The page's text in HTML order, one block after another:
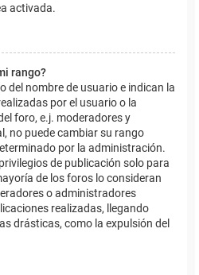
activada.
rango?
del nombre de usuario e indican la
por el usuario o la
foro, e.j. moderadores y
no puede cambiar su rango
por la administración.
de publicación solo para
de los foros lo consideran
o administradores
realizadas, llegando
drásticas, como la expulsión del